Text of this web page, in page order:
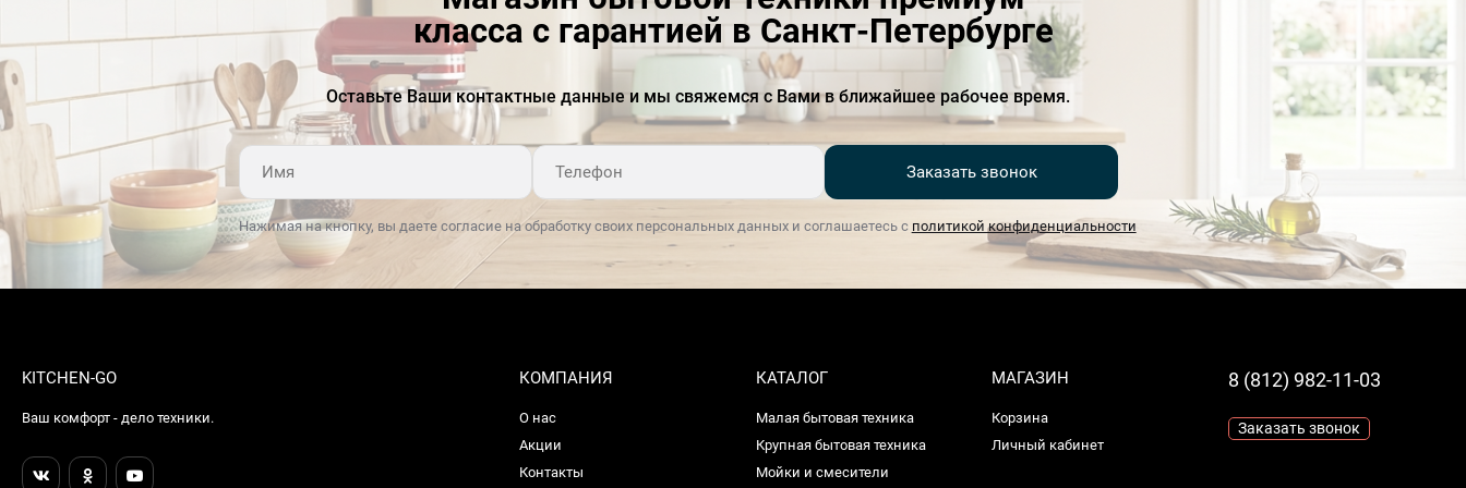
есть
Система ActiveWater есть
Замок ServoSchloss с
доводчиком
есть
Быстрая
Частота тока, Гц
шланга
Длина сетевого кабеля, м янв.75
класса с гарантией в Санкт-Петербурге
Оставьте Ваши контактные данные и мы свяжемся с Вами в ближайшее рабочее время.
Заказать звонок
Нажимая на кнопку, вы даете согласие на обработку своих персональных данных и соглашаетесь с политикой конфиденциальности
KITCHEN-GO
Ваш комфорт - дело техники.
КОМПАНИЯ
О нас
Акции
Контакты
КАТАЛОГ
Малая бытовая техника
Крупная бытовая техника
Мойки и смесители
МАГАЗИН
Корзина
Личный кабинет
8 (812) 982-11-03
Заказать звонок